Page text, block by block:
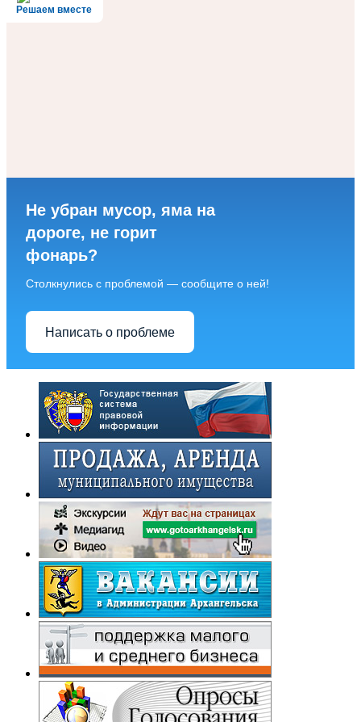
Решаем вместе
Не убран мусор, яма на
дороге, не горит
фонарь?
Столкнулись с проблемой — сообщите о ней!
Написать о проблеме